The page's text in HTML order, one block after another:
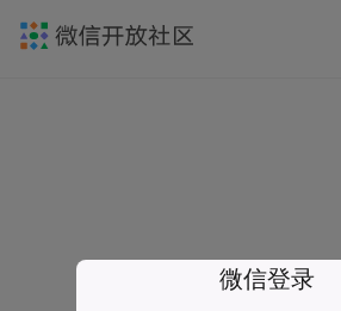
微信登录